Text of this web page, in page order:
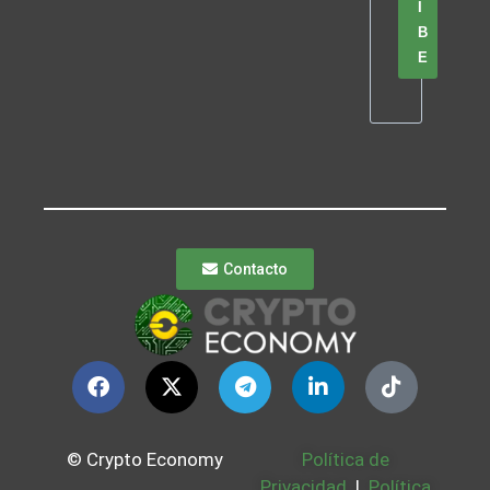
B
E
Contacto
© Crypto Economy
Política de